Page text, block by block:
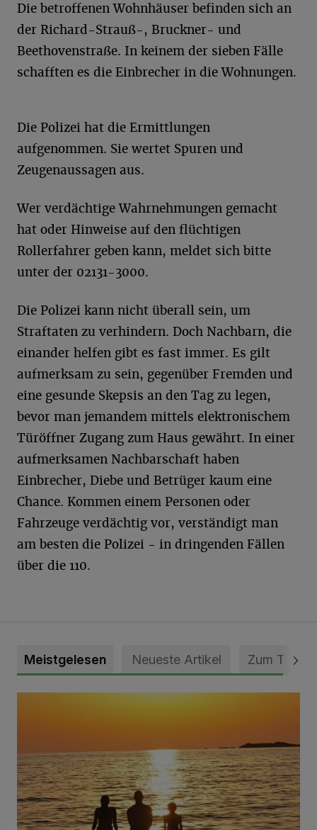
Die betroffenen Wohnhäuser befinden sich an
der Richard-Strauß-, Bruckner- und
Beethovenstraße. In keinem der sieben Fälle
schafften es die Einbrecher in die Wohnungen.
Die Polizei hat die Ermittlungen
aufgenommen. Sie wertet Spuren und
Zeugenaussagen aus.
Wer verdächtige Wahrnehmungen gemacht
hat oder Hinweise auf den flüchtigen
Rollerfahrer geben kann, meldet sich bitte
unter der 02131-3000.
Die Polizei kann nicht überall sein, um
Straftaten zu verhindern. Doch Nachbarn, die
einander helfen gibt es fast immer. Es gilt
aufmerksam zu sein, gegenüber Fremden und
eine gesunde Skepsis an den Tag zu legen,
bevor man jemandem mittels elektronischem
Türöffner Zugang zum Haus gewährt. In einer
aufmerksamen Nachbarschaft haben
Einbrecher, Diebe und Betrüger kaum eine
Chance. Kommen einem Personen oder
Fahrzeuge verdächtig vor, verständigt man
am besten die Polizei - in dringenden Fällen
über die 110.
Meistgelesen Neueste Artikel Zum Thema
Die schönsten Sommermomente gesucht